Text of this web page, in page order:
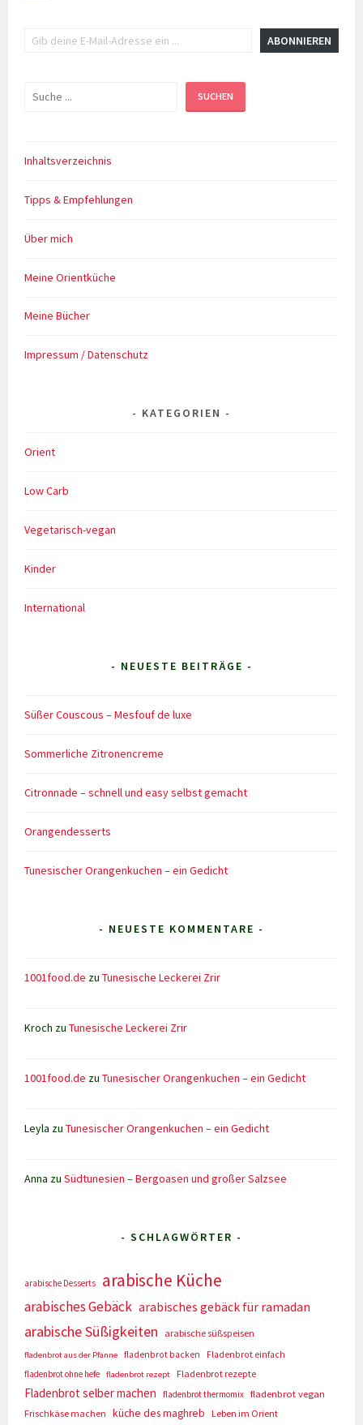
ABONNIEREN
Suchen SUCHEN
Inhaltsverzeichnis
Tipps & Empfehlungen
Über mich
Meine Orientküche
Meine Bücher
Impressum / Datenschutz
KATEGORIEN
Orient
Low Carb
Vegetarisch-vegan
Kinder
International
- NEUESTE BEITRÄGE -
Süßer Couscous – Mesfouf de luxe
Sommerliche Zitronencreme
Citronnade – schnell und easy selbst gemacht
Orangendesserts
Tunesischer Orangenkuchen – ein Gedicht
- NEUESTE KOMMENTARE -
1001food.de zuTunesische Leckerei Zrir
Kroch zuTunesische Leckerei Zrir
1001food.de zuTunesischer Orangenkuchen – ein Gedicht
Leyla zuTunesischer Orangenkuchen – ein Gedicht
Anna zuSüdtunesien – Bergoasen und großer Salzsee
- SCHLAGWÖRTER -
arabische Desserts arabische Küche
arabisches Gebäck arabisches gebäck für ramadan
arabische Süßigkeiten arabische süßspeisen
fladenbrot aus der Pfanne fladenbrot backen
Fladenbrot einfach
fladenbrot ohne hefe
fladenbrot rezept Fladenbrot rezepte
Fladenbrot selber machen fladenbrot thermomix fladenbrot vegan
Frischkäse machen
küche des maghreb
Leben im Orient